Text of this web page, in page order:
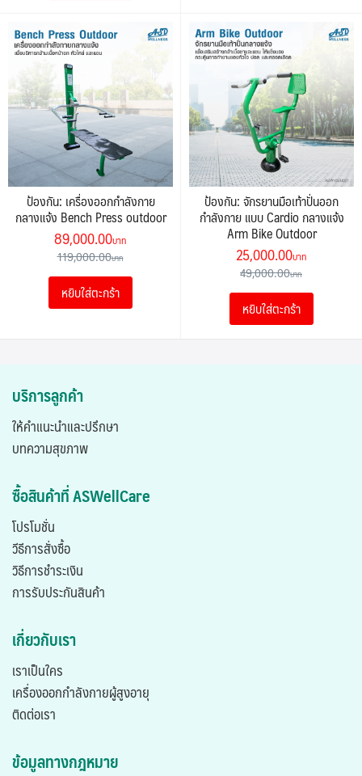
ป้องกัน: เครื่องออกกำลังกาย
กลางแจ้ง Bench Press outdoor
119,000.00
Original
price
was:
119,000.00฿.
89,000.00
is:
หยิบใส่ตะกร้า
ป้องกัน: จักรยานมือเท้าปั่นออก
กำลังกาย แบบ Cardio กลางแจ้ง
Arm Bike Outdoor
49,000.00
Original
price
was:
49,000.00฿.
25,000.00
is:
หยิบใส่ตะกร้า
บริการลูกค้า
ให้คำแนะนำและปรึกษา
บทความสุขภาพ
ซื้อสินค้าที่ ASWellCare
โปรโมชั่น
วีธีการสั่งซื้อ
วิธีการชำระเงิน
การรับประกันสินค้า
เกี่ยวกับเรา
เราเป็นใคร
เครื่องออกกำลังกายผู้สูงอายุ
ติดต่อเรา
ข้อมูลทางกฎหมาย